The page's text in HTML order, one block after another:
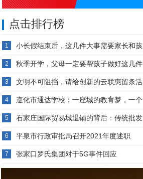
点击排行榜
1 小长假结束后，这几件大事需要家长和孩
2 秋季开学，父母一定要帮孩子做好这几件
3 文明不可阻挡，请给创新的云联惠留条活
4 遵化市通达学校：一座城的教育梦，一个
5 石家庄国际贸易城退铺的背后：传统批发
6 平泉市行政审批局召开2021年度述职
7 张家口罗氏集团对于5G事件回应